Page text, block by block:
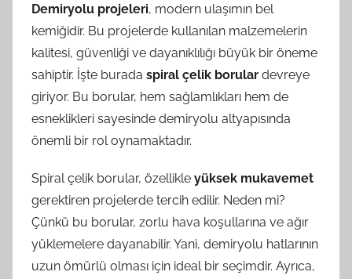
Demiryolu projeleri, modern ulaşımın bel
kemiğidir. Bu projelerde kullanılan malzemelerin
kalitesi, güvenliği ve dayanıklılığı büyük bir öneme
sahiptir. İşte burada spiral çelik borular devreye
giriyor. Bu borular, hem sağlamlıkları hem de
esneklikleri sayesinde demiryolu altyapısında
önemli bir rol oynamaktadır.
Spiral çelik borular, özellikle yüksek mukavemet
gerektiren projelerde tercih edilir. Neden mi?
Çünkü bu borular, zorlu hava koşullarına ve ağır
yüklemelere dayanabilir. Yani, demiryolu hatlarının
uzun ömürlü olması için ideal bir seçimdir. Ayrıca,